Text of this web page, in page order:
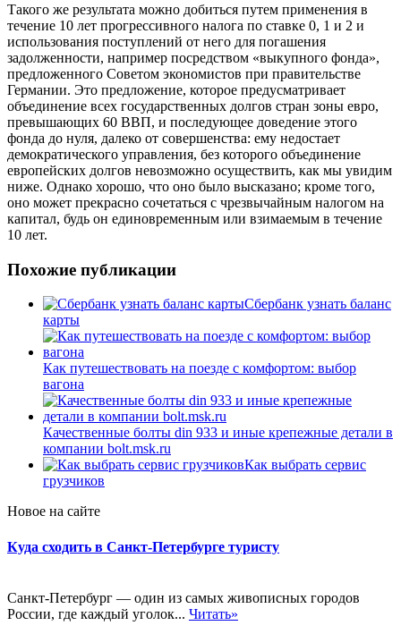
Такого же результата можно добиться путем применения в
течение 10 лет прогрессивного налога по ставке 0, 1 и 2 и
использования поступлений от него для погашения
задолженности, например посредством «выкупного фонда»,
предложенного Советом экономистов при правительстве
Германии. Это предложение, которое предусматривает
объединение всех государственных долгов стран зоны евро,
превышающих 60 ВВП, и последующее доведение этого
фонда до нуля, далеко от совершенства: ему недостает
демократического управления, без которого объединение
европейских долгов невозможно осуществить, как мы увидим
ниже. Однако хорошо, что оно было высказано; кроме того,
оно может прекрасно сочетаться с чрезвычайным налогом на
капитал, будь он единовременным или взимаемым в течение
10 лет.
Похожие публикации
Cбербанк узнать баланс
карты
Как путешествовать на поезде с комфортом: выбор
вагона
Качественные болты din 933 и иные крепежные детали в
компании bolt.msk.ru
Как выбрать сервис
грузчиков
Новое на сайте
Куда сходить в Санкт-Петербурге туристу
Санкт-Петербург — один из самых живописных городов
России, где каждый уголок... Читать»